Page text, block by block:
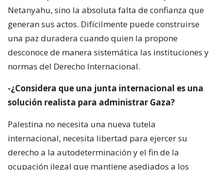
Netanyahu, sino la absoluta falta de confianza que
generan sus actos. Difícilmente puede construirse
una paz duradera cuando quien la propone
desconoce de manera sistemática las instituciones y
normas del Derecho Internacional.
-¿Considera que una junta internacional es una
solución realista para administrar Gaza?
Palestina no necesita una nueva tutela
internacional, necesita libertad para ejercer su
derecho a la autodeterminación y el fin de la
ocupación ilegal que mantiene asediados a los